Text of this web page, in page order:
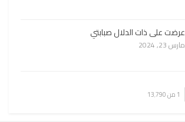
عرضت على ذات الدلال صبابتي
مارس 23, 2024
1 من 13٬790